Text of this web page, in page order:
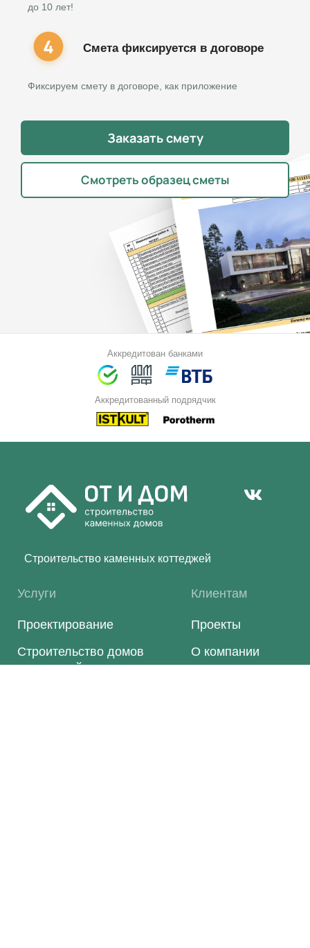
до 10 лет!
Смета фиксируется в договоре
Фиксируем смету в договоре, как приложение
Заказать смету
Смотреть образец сметы
Аккредитован банками
Аккредитованный подрядчик
Строительство каменных коттеджей
Услуги
Проектирование
Строительство домов
и котеджей
Клиентам
Проекты
О компании